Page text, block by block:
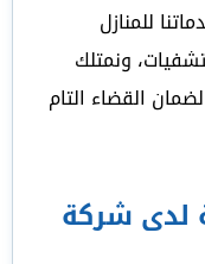
للمنازل
ونمتلك
القضاء التام
لدى شركة